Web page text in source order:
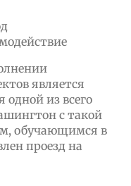
является
одной из всего
с такой
обучающимся в
проезд на